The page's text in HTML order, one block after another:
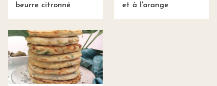
beurre citronné
et à l'orange